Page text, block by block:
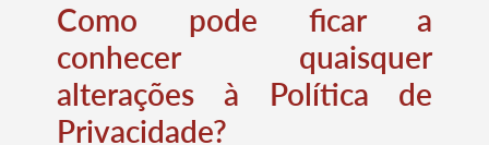
Como pode ficar a
conhecer quaisquer
alterações à Política de
Privacidade?